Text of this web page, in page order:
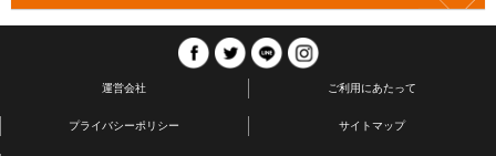
運営会社 ご利用にあたって
プライバシーポリシー サイトマップ